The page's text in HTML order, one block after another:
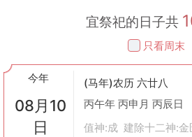
自然界特定现象或环境的化身。
三、祭祀的方式
献祭：向神灵或祖先供上食物、酒水等物
：通过念诵经文或祈祷词来表达心愿
焚烧纸钱 ：象征性地给予死者或神灵金钱
歌舞仪式
：通过音乐舞蹈等形式庆祝或祈
宜祭祀的日子共
只看周末
今年
08月10
日
(马年)农历 六廿八
丙午年 丙申月 丙辰日
值神:成 建除十二神:金